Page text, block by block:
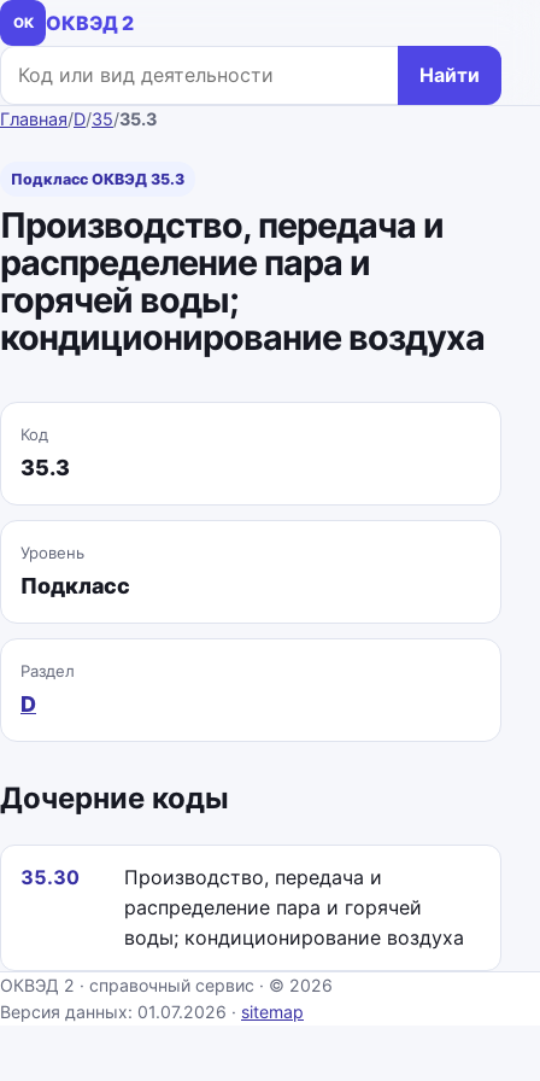
ОК
ОКВЭД 2
Поиск по коду или названию
Найти
Главная/D/35/35.3
Подкласс ОКВЭД 35.3
Производство, передача и
распределение пара и
горячей воды;
кондиционирование воздуха
Код
35.3
Уровень
Подкласс
Раздел
D
Дочерние коды
35.30
Производство, передача и
распределение пара и горячей
воды; кондиционирование воздуха
ОКВЭД 2 · справочный сервис · © 2026
Версия данных: 01.07.2026 · sitemap